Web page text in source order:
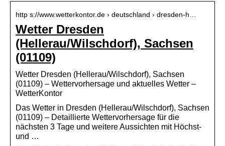
http s://www.wetterkontor.de › deutschland › dresden-h…
Wetter Dresden
(Hellerau/Wilschdorf), Sachsen
(01109)
Wetter Dresden (Hellerau/Wilschdorf), Sachsen
(01109) – Wettervorhersage und aktuelles Wetter –
WetterKontor
Das Wetter in Dresden (Hellerau/Wilschdorf), Sachsen
(01109) – Detaillierte Wettervorhersage für die
nächsten 3 Tage und weitere Aussichten mit Höchst-
und …